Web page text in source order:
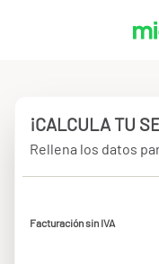
¡CALCULA TU
Rellena los datos
Facturación sin IVA